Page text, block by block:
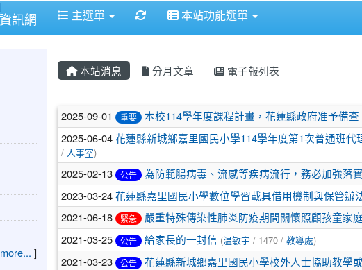
訊網 主選單 重新取得佈景設定
本站功能選單
本站消息 分月文章 電子報列表
文章列表
2025-09-01 重要 本校114學年度課程計畫，花蓮縣政府准予備查
2025-06-04花蓮縣新城鄉嘉里國民小學114學年度第1次普通班
/ 人事室)
2025-02-13 公告 為防範腸病毒、流感等疾病流行，務必加強落
2023-03-24花蓮縣嘉里國民小學數位學習載具借用機制與保管辦
2021-06-18 緊急 嚴重特殊傳染性肺炎防疫期間關懷照顧孩童家
2021-03-25 公告 給家長的一封信 (温敏宇 / 1470 / 教導處)
2021-03-23 公告 花蓮縣新城鄉嘉里國民小學校外人士協助教學
more... ]